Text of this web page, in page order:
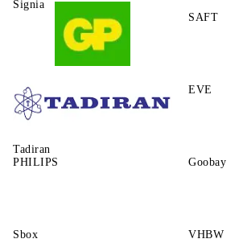
Signia
SAFT
Tadiran
EVE
PHILIPS Goobay
Sbox VHBW